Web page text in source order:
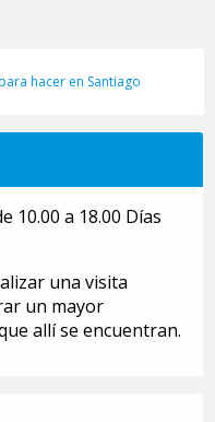
hacer en Santiago
10.00 a 18.00 Días
una visita
un mayor
allí se encuentran.